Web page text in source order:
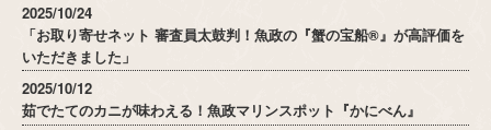
2025/10/24
「お取り寄せネット 審査員太鼓判！魚政の『蟹の宝船®』が高評価を
いただきました」
2025/10/12
茹でたてのカニが味わえる！魚政マリンスポット『かにべん』